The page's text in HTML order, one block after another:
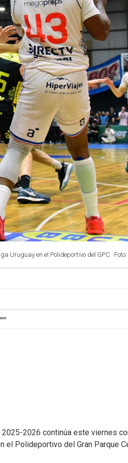
Uruguay en el Polideportivo del GPC.
2025-2026 continúa este viernes
el Polideportivo del Gran Parque